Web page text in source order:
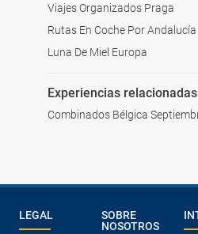
Viajes Organizados Praga
Rutas En Coche Por Andalucía
Luna De Miel Europa
Experiencias relacionadas
Combinados Bélgica
LEGAL
SOBRE
NOSOTROS